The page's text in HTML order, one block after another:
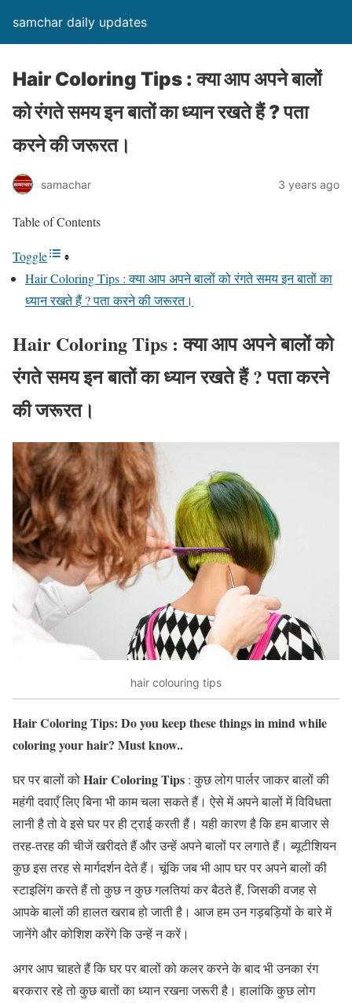
samchar daily updates
Hair Coloring Tips : क्या आप अपने बालों
को रंगते समय इन बातों का ध्यान रखते हैं ? पता
करने की जरूरत।
samachar 3 years ago
Table of Contents
Toggle
Hair Coloring Tips : क्या आप अपने बालों को रंगते समय इन बातों का
ध्यान रखते हैं ? पता करने की जरूरत।
Hair Coloring Tips : क्या आप अपने बालों को
रंगते समय इन बातों का ध्यान रखते हैं ? पता करने
की जरूरत।
hair colouring tips
Hair Coloring Tips: Do you keep these things in mind while
coloring your hair? Must know..
घर पर बालों कोHair Coloring Tips : कुछ लोग पार्लर जाकर बालों की
महंगी दवाएँ लिए बिना भी काम चला सकते हैं। ऐसे में अपने बालों में विविधता
लानी है तो वे इसे घर पर ही ट्राई करती हैं। यही कारण है कि हम बाजार से
तरह-तरह की चीजें खरीदते हैं और उन्हें अपने बालों पर लगाते हैं। ब्यूटीशियन
कुछ इस तरह से मार्गदर्शन देते हैं। चूंकि जब भी आप घर पर अपने बालों की
स्टाइलिंग करते हैं तो कुछ न कुछ गलतियां कर बैठते हैं, जिसकी वजह से
आपके बालों की हालत खराब हो जाती है। आज हम उन गड़बड़ियों के बारे में
जानेंगे और कोशिश करेंगे कि उन्हें न करें।
अगर आप चाहते हैं कि घर पर बालों को कलर करने के बाद भी उनका रंग
बरकरार रहे तो कुछ बातों का ध्यान रखना जरूरी है। हालांकि कुछ लोग